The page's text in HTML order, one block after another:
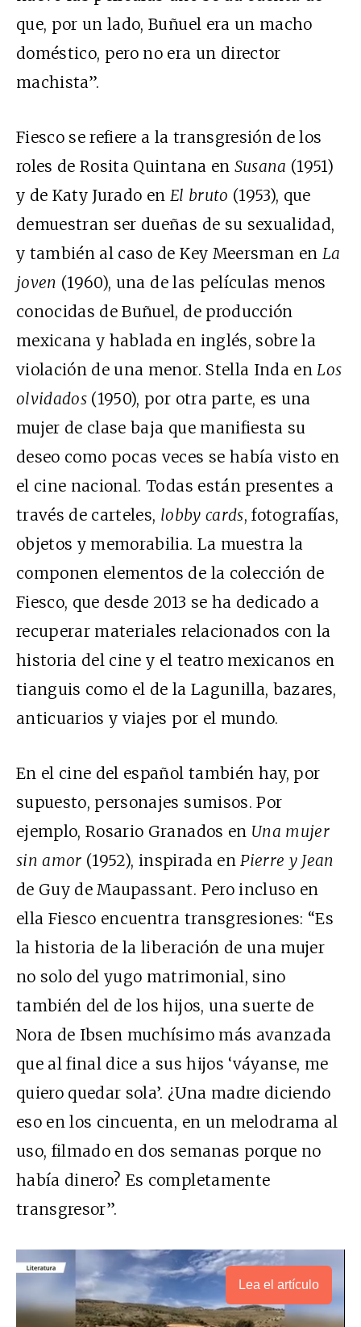
que, por un lado, Buñuel era un macho
doméstico, pero no era un director
machista”.
Fiesco se refiere a la transgresión de los
roles de Rosita Quintana en Susana (1951)
y de Katy Jurado en El bruto (1953), que
demuestran ser dueñas de su sexualidad,
y también al caso de Key Meersman en La
joven (1960), una de las películas menos
conocidas de Buñuel, de producción
mexicana y hablada en inglés, sobre la
violación de una menor. Stella Inda enLos
olvidados (1950), por otra parte, es una
mujer de clase baja que manifiesta su
deseo como pocas veces se había visto en
el cine nacional. Todas están presentes a
través de carteles, lobby cards, fotografías,
objetos y memorabilia. La muestra la
componen elementos de la colección de
Fiesco, que desde 2013 se ha dedicado a
recuperar materiales relacionados con la
historia del cine y el teatro mexicanos en
tianguis como el de la Lagunilla, bazares,
anticuarios y viajes por el mundo.
En el cine del español también hay, por
supuesto, personajes sumisos. Por
ejemplo, Rosario Granados en Una mujer
sin amor (1952), inspirada enPierre y Jean
de Guy de Maupassant. Pero incluso en
ella Fiesco encuentra transgresiones: “Es
la historia de la liberación de una mujer
no solo del yugo matrimonial, sino
también del de los hijos, una suerte de
Nora de Ibsen muchísimo más avanzada
que al final dice a sus hijos ‘váyanse, me
quiero quedar sola’. ¿Una madre diciendo
eso en los cincuenta, en un melodrama al
uso, filmado en dos semanas porque no
había dinero? Es completamente
transgresor”.
Lea el artículo